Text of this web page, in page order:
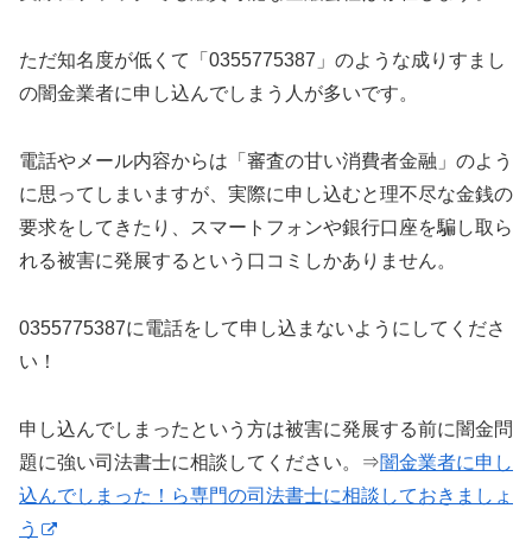
ただ知名度が低くて「0355775387」のような成りすまし
の闇金業者に申し込んでしまう人が多いです。
電話やメール内容からは「審査の甘い消費者金融」のよう
に思ってしまいますが、実際に申し込むと理不尽な金銭の
要求をしてきたり、スマートフォンや銀行口座を騙し取ら
れる被害に発展するという口コミしかありません。
0355775387に電話をして申し込まないようにしてくださ
い！
申し込んでしまったという方は被害に発展する前に闇金問
題に強い司法書士に相談してください。⇒闇金業者に申し
込んでしまった！ら専門の司法書士に相談しておきましょ
う